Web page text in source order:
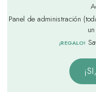
Panel de administración
¡REGALO!